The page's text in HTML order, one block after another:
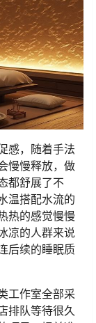
感，随着手法
慢慢释放，做
都舒展了不
温搭配水流的
热的感觉慢慢
凉的人群来说
后续的睡眠质
工作室全部采
排队等待很久